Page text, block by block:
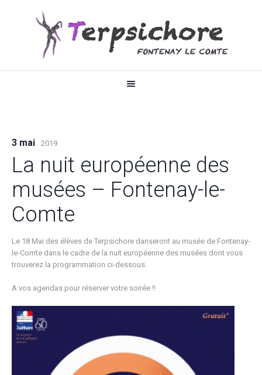
3 mai 2019
La nuit européenne des
musées – Fontenay-le-
Comte
Le 18 Mai des élèves de Terpsichore danseront au musée de Fontenay-
le-Comte dans le cadre de la nuit européenne des musées dont vous
trouverez la programmation ci-dessous.
A vos agendas pour réserver votre soirée !!